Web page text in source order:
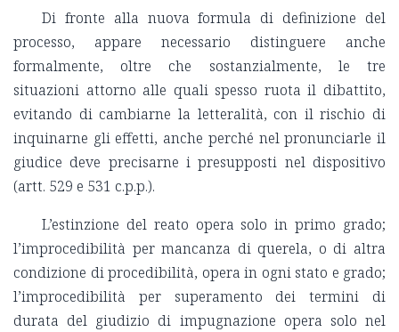
Di fronte alla nuova formula di definizione del
processo, appare necessario distinguere anche
formalmente, oltre che sostanzialmente, le tre
situazioni attorno alle quali spesso ruota il dibattito,
evitando di cambiarne la letteralità, con il rischio di
inquinarne gli effetti, anche perché nel pronunciarle il
giudice deve precisarne i presupposti nel dispositivo
(artt. 529 e 531 c.p.p.).
L’estinzione del reato opera solo in primo grado;
l’improcedibilità per mancanza di querela, o di altra
condizione di procedibilità, opera in ogni stato e grado;
l’improcedibilità per superamento dei termini di
durata del giudizio di impugnazione opera solo nel